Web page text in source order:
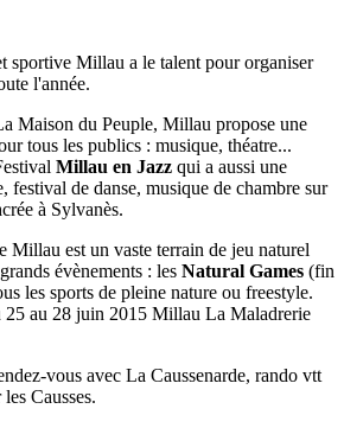
sportive Millau a le talent pour organiser
l'année.
Maison du Peuple, Millau propose une
tous les publics : musique, théatre...
Millau en Jazz qui a aussi une
festival de danse, musique de chambre sur
à Sylvanès.
Millau est un vaste terrain de jeu naturel
évènements : les Natural Games (fin
les sports de pleine nature ou freestyle.
25 au 28 juin 2015 Millau La Maladrerie
vous avec La Caussenarde, rando vtt
Causses.